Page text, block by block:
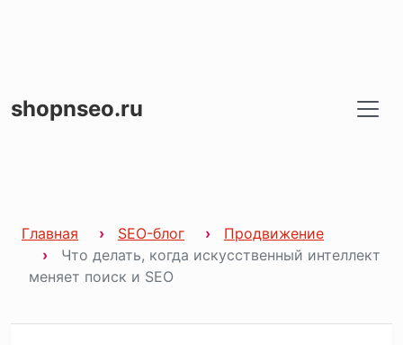
shopnseo.ru
Главная SEO-блог
Продвижение
Что делать, когда искусственный интеллект
меняет поиск и SEO